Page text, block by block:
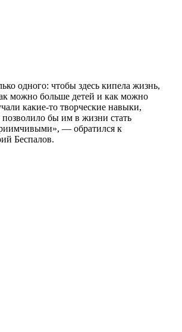
одного: чтобы здесь кипела жизнь,
можно больше детей и как можно
какие-то творческие навыки,
бы им в жизни стать
— обратился к
Беспалов.